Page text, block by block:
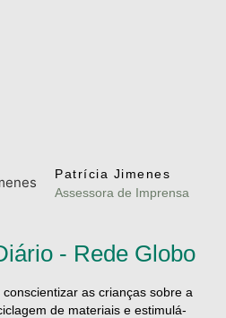
Patrícia Jimenes
Assessora de Imprensa
- Rede Globo
as crianças sobre a
de materiais e estimulá-